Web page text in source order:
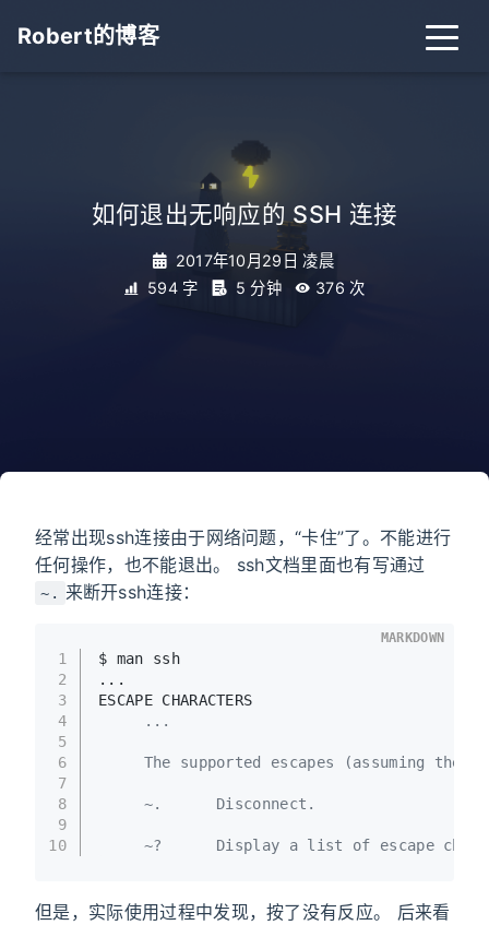
Robert的博客
如何退出无响应的 SSH 连接
2017年10月29日 凌晨
594 字
5 分钟 376 次
经常出现ssh连接由于网络问题，“卡住”了。不能进行
任何操作，也不能退出。 ssh文档里面也有写通过
~. 来断开ssh连接：
1
2
3
4
5
6
7
8
9
10
$ man ssh
...
ESCAPE CHARACTERS
     ...
The supported escapes (assuming the
     ~.      Disconnect.
~?      Display a list of escape
MARKDOWN
但是，实际使用过程中发现，按了没有反应。 后来看